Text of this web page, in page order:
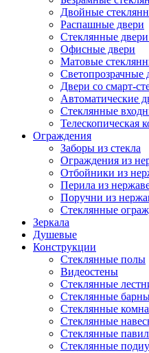
Двойные
Распашные двери
Стеклянные
Офисные двери
Матовые
Светопрозрачные
Двери со смарт-
Автоматические
Стеклянные
Телескопическая
Ограждения
Заборы из стекла
Ограждения из
Отбойники из
Перила из
Поручни из
Стеклянные
Зеркала
Душевые
Конструкции
Стеклянные полы
Видеостены
Стеклянные
Стеклянные
Стеклянные
Стеклянные
Стеклянные
Стеклянные